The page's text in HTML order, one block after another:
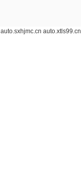
auto.sxhjmc.cn auto.xtls99.cn